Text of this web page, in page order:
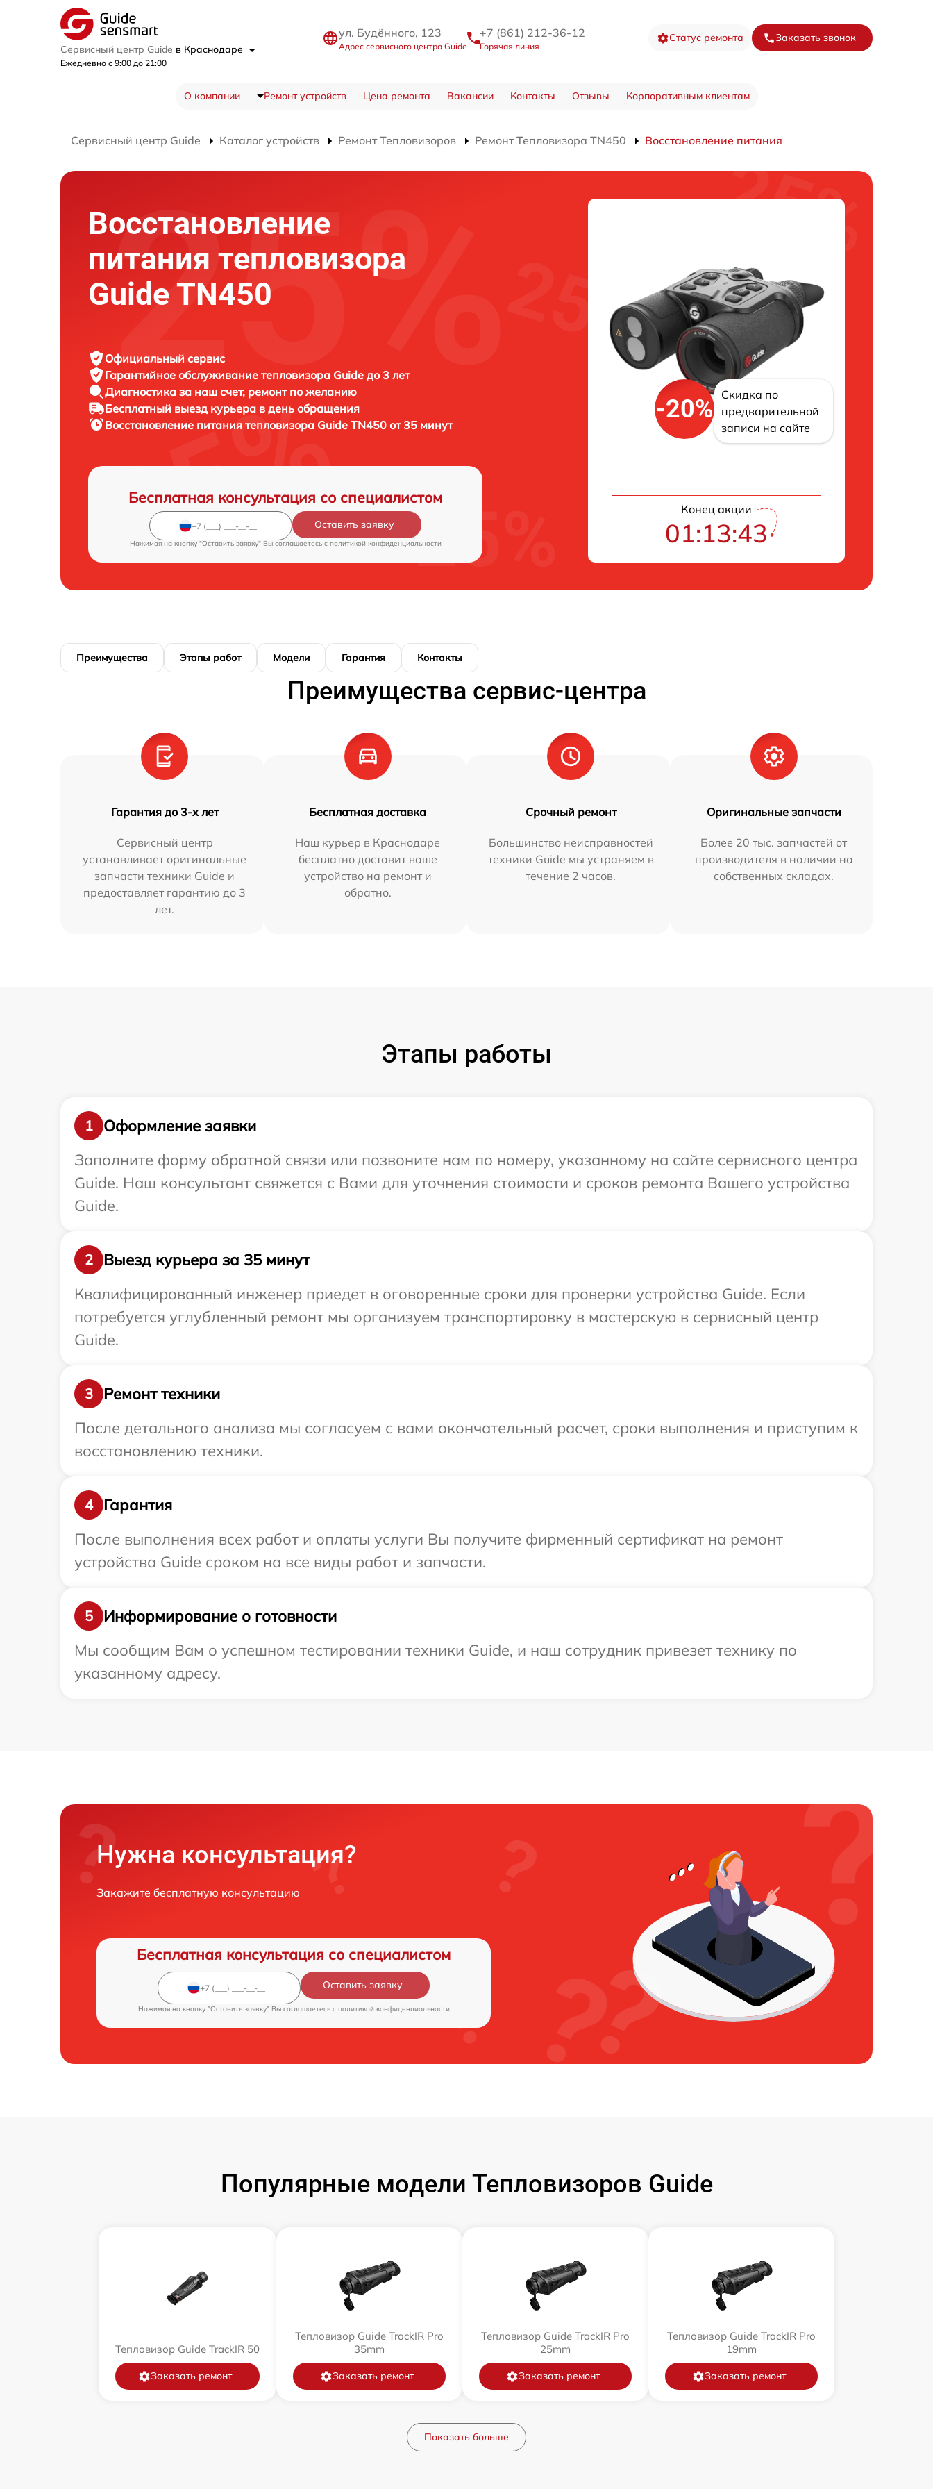
Сервисный центр Guide в Краснодаре
Ежедневно с 9:00 до 21:00
ул. Будённого, 123
Адрес сервисного центра Guide
+7 (861) 212-36-12
Горячая линия
Статус ремонта Заказать звонок
О компании Ремонт устройств Цена ремонта Вакансии Контакты Отзывы Корпоративным клиентам
Сервисный центр Guide Каталог устройств Ремонт Тепловизоров Ремонт Тепловизора TN450 Восстановление питания
Восстановление
питания тепловизора
Guide TN450
Официальный сервис
Гарантийное обслуживание тепловизора Guide до 3 лет
Диагностика за наш счет, ремонт по желанию
Бесплатный выезд курьера в день обращения
Восстановление питания тепловизора Guide TN450 от 35 минут
Бесплатная консультация со специалистом
Оставить заявку
Нажимая на кнопку "Оставить заявку" Вы соглашаетесь c политикой конфиденциальности
-20%
Скидка по
предварительной
записи на сайте
Конец акции
01:13:42
Преимущества Этапы работ Модели Гарантия Контакты
Преимущества сервис-центра
Гарантия до 3-х лет
Сервисный центр
устанавливает оригинальные
запчасти техники Guide и
предоставляет гарантию до 3
лет.
Бесплатная доставка
Наш курьер в Краснодаре
бесплатно доставит ваше
устройство на ремонт и
обратно.
Срочный ремонт
Большинство неисправностей
техники Guide мы устраняем в
течение 2 часов.
Оригинальные запчасти
Более 20 тыс. запчастей от
производителя в наличии на
собственных складах.
Этапы работы
1
Оформление заявки
Заполните форму обратной связи или позвоните нам по номеру, указанному на сайте сервисного центра
Guide. Наш консультант свяжется с Вами для уточнения стоимости и сроков ремонта Вашего устройства
Guide.
2
Выезд курьера за 35 минут
Квалифицированный инженер приедет в оговоренные сроки для проверки устройства Guide. Если
потребуется углубленный ремонт мы организуем транспортировку в мастерскую в сервисный центр
Guide.
3
Ремонт техники
После детального анализа мы согласуем с вами окончательный расчет, сроки выполнения и приступим к
восстановлению техники.
4
Гарантия
После выполнения всех работ и оплаты услуги Вы получите фирменный сертификат на ремонт
устройства Guide сроком на все виды работ и запчасти.
5
Информирование о готовности
Мы сообщим Вам о успешном тестировании техники Guide, и наш сотрудник привезет технику по
указанному адресу.
Нужна консультация?
Закажите бесплатную консультацию
Бесплатная консультация со специалистом
Оставить заявку
Нажимая на кнопку "Оставить заявку" Вы соглашаетесь c политикой конфиденциальности
Популярные модели Тепловизоров Guide
Тепловизор Guide TrackIR 50
Заказать ремонт
Тепловизор Guide TrackIR Pro
35mm
Заказать ремонт
Тепловизор Guide TrackIR Pro
25mm
Заказать ремонт
Тепловизор Guide TrackIR Pro
19mm
Заказать ремонт
Показать больше